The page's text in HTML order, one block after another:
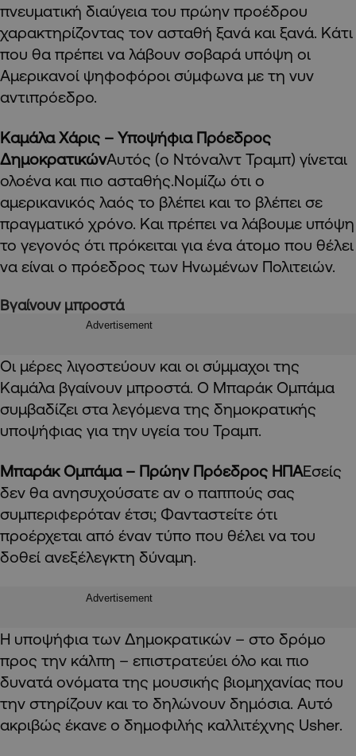
πνευματική διαύγεια του πρώην προέδρου
χαρακτηρίζοντας τον ασταθή ξανά και ξανά. Κάτι
που θα πρέπει να λάβουν σοβαρά υπόψη οι
Αμερικανοί ψηφοφόροι σύμφωνα με τη νυν
αντιπρόεδρο.
Καμάλα Χάρις – Υποψήφια Πρόεδρος
ΔημοκρατικώνΑυτός (ο Ντόναλντ Τραμπ) γίνεται
ολοένα και πιο ασταθής.Νομίζω ότι ο
αμερικανικός λαός το βλέπει και το βλέπει σε
πραγματικό χρόνο. Και πρέπει να λάβουμε υπόψη
το γεγονός ότι πρόκειται για ένα άτομο που θέλει
να είναι ο πρόεδρος των Ηνωμένων Πολιτειών.
Βγαίνουν μπροστά
Advertisement
Οι μέρες λιγοστεύουν και οι σύμμαχοι της
Καμάλα βγαίνουν μπροστά. Ο Μπαράκ Ομπάμα
συμβαδίζει στα λεγόμενα της δημοκρατικής
υποψήφιας για την υγεία του Τραμπ.
Μπαράκ Ομπάμα – Πρώην Πρόεδρος ΗΠΑΕσείς
δεν θα ανησυχούσατε αν ο παππούς σας
συμπεριφερόταν έτσι; Φανταστείτε ότι
προέρχεται από έναν τύπο που θέλει να του
δοθεί ανεξέλεγκτη δύναμη.
Advertisement
Η υποψήφια των Δημοκρατικών – στο δρόμο
προς την κάλπη – επιστρατεύει όλο και πιο
δυνατά ονόματα της μουσικής βιομηχανίας που
την στηρίζουν και το δηλώνουν δημόσια. Αυτό
ακριβώς έκανε ο δημοφιλής καλλιτέχνης Usher.